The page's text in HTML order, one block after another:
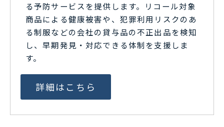
る予防サービスを提供します。リコール対象
商品による健康被害や、犯罪利用リスクのあ
る制服などの会社の貸与品の不正出品を検知
し、早期発見・対応できる体制を支援しま
す。
詳細はこちら